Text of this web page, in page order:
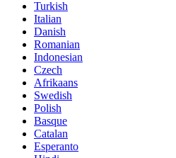
Turkish
Italian
Danish
Romanian
Indonesian
Czech
Afrikaans
Swedish
Polish
Basque
Catalan
Esperanto